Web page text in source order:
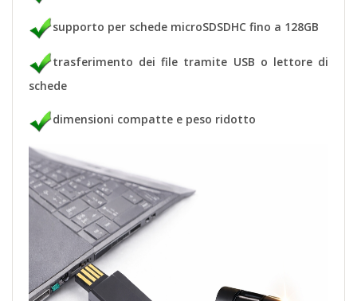
supporto per schede microSDSDHC fino a 128GB
trasferimento dei file tramite USB o lettore di
schede
dimensioni compatte e peso ridotto